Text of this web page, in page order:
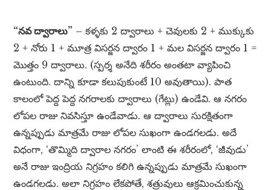
“నవ ద్వారాలు” – కళ్ళకు 2 ద్వారాలు + చెవులకు 2 + ముక్కుకు
2 + నోరు 1 + మూత్ర విసర్జన ద్వారం 1 + మల విసర్జన ద్వారం 1 =
మొత్తం 9 ద్వారాలు. (స్పర్శ అనేది శరీరం అంతటా వ్యాపించి
ఉంటుంది. దాన్ని కూడా కలుపుకుంటే 10 అవుతాయి). పాత
కాలంలో పెద్ద పెద్ద నగరాలకు ద్వారాలు (గేట్లు) ఉండేవి. ఆ నగరం
లోపల రాజు నివసిస్తూ ఉండేవాడు. ఆ ద్వారాలు సురక్షితంగా
ఉన్నప్పుడు మాత్రమే రాజు లోపల సుఖంగా ఉండగలడు. అదే
విధంగా, ‘తొమ్మిది ద్వారాల నగరం’ లాంటి ఈ శరీరంలో, ‘జీవుడు’
అనే రాజు ఇంద్రియ నిగ్రహం కలిగి ఉన్నప్పుడు మాత్రమే సుఖంగా
ఉండగలడు. అలా నిగ్రహం లేకపోతే, శత్రువులు ఆక్రమించుకున్న